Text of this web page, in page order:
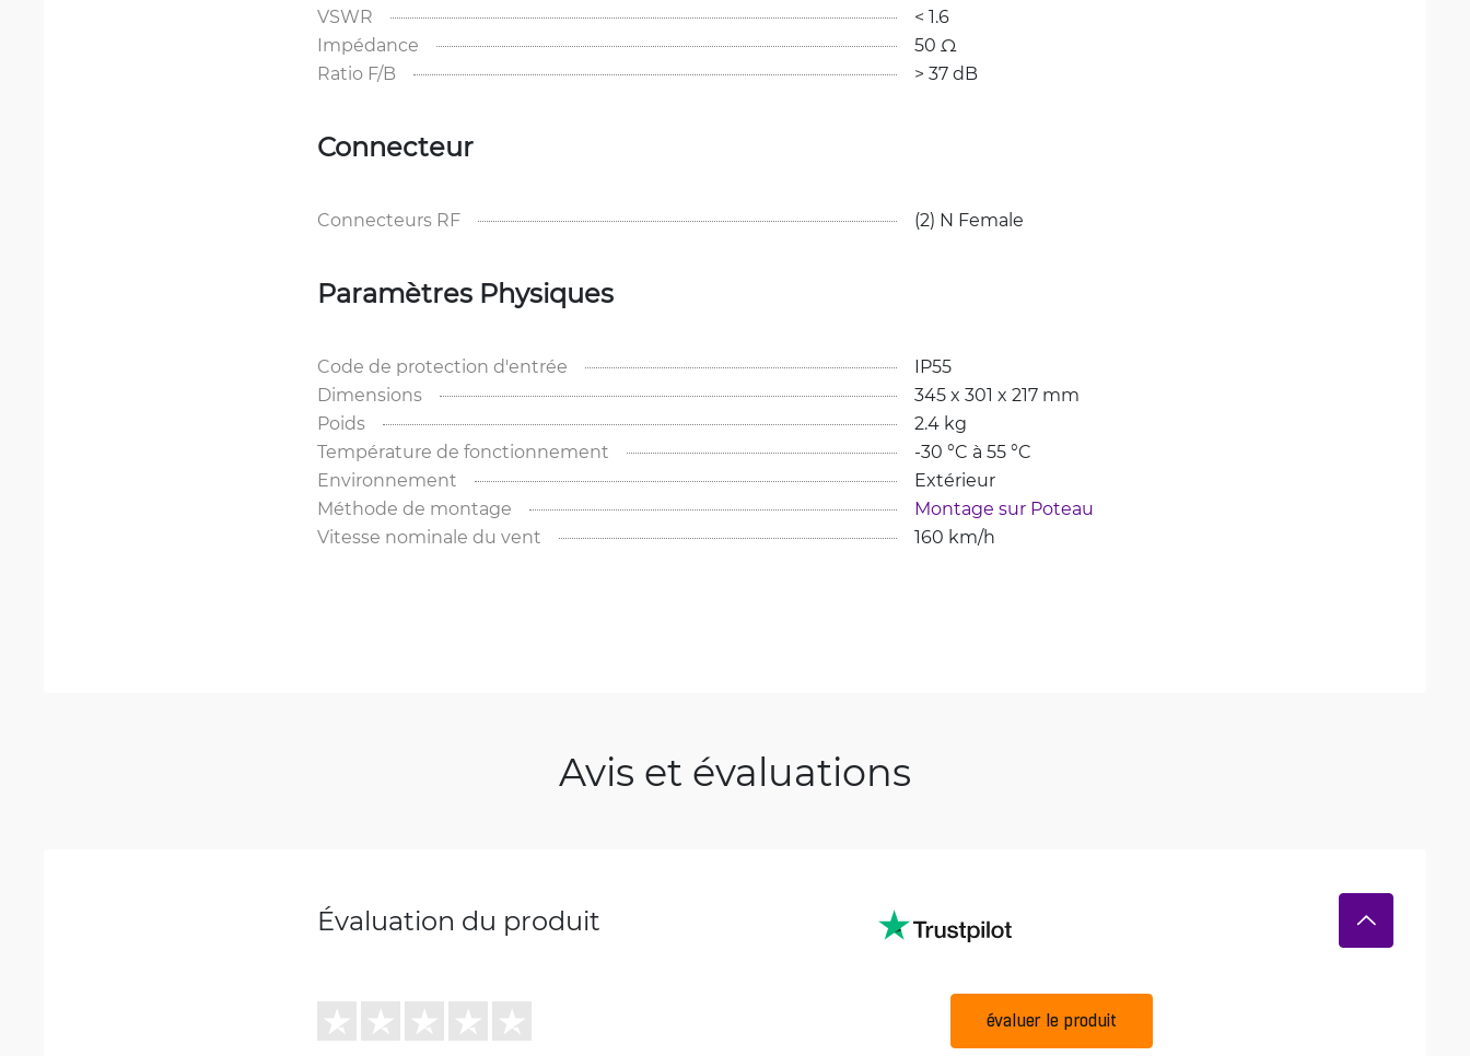
VSWR
< 1.6
Impédance
50 Ω
Ratio F/B
> 37 dB
Connecteur
Connecteurs RF (2) N Female
Paramètres Physiques
Code de protection d'entrée
IP55
Dimensions
345 x 301 x 217 mm
Poids
2.4 kg
Température de fonctionnement
-30 °C à 55 °C
Environnement
Extérieur
Méthode de montage
Montage sur Poteau
Vitesse nominale du vent
160 km/h
Avis et évaluations
Évaluation du produit
évaluer le produit